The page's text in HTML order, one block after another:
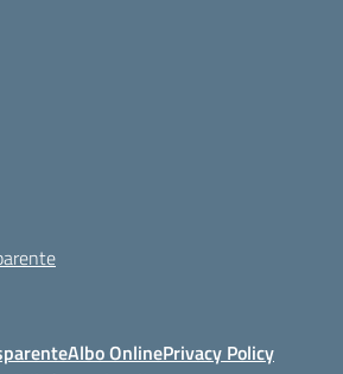
Albo OnlinePrivacy Policy